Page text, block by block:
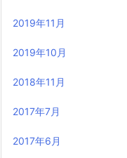
2019年11月
2019年10月
2018年11月
2017年7月
2017年6月